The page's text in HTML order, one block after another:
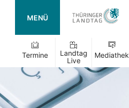
MENÜ
Termine
Landtag
Live
Mediathek